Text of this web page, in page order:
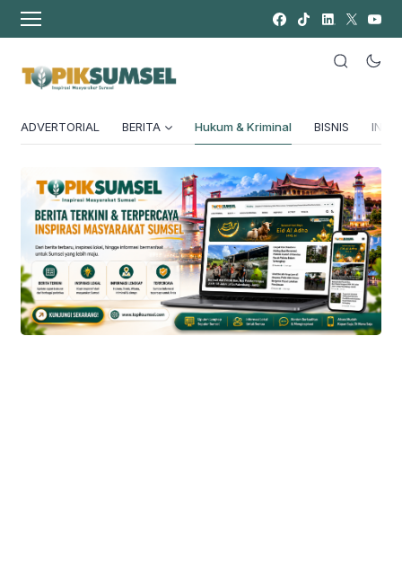
ADVERTORIAL BERITA Hukum & Kriminal BISNIS